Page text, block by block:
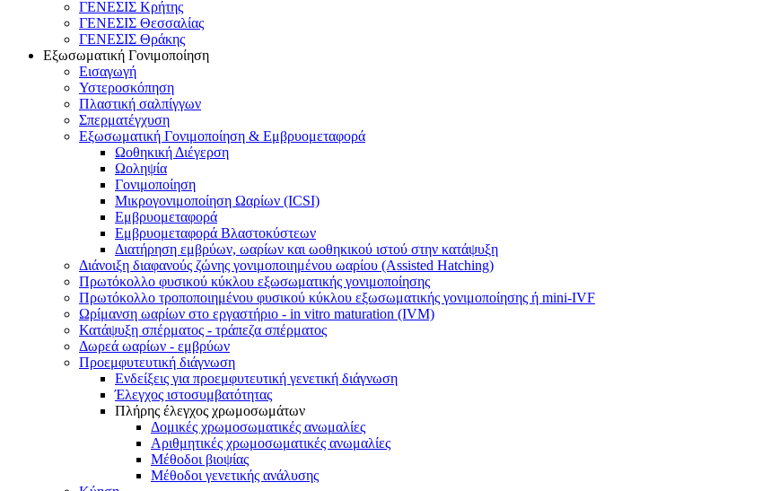
ΓΕΝΕΣΙΣ Κρήτης
ΓΕΝΕΣΙΣ Θεσσαλίας
ΓΕΝΕΣΙΣ Θράκης
Εξωσωματική Γονιμοποίηση
Εισαγωγή
Υστεροσκόπηση
Πλαστική σαλπίγγων
Σπερματέγχυση
Εξωσωματική Γονιμοποίηση & Εμβρυομεταφορά
Ωοθηκική Διέγερση
Ωοληψία
Γονιμοποίηση
Μικρογονιμοποίηση Ωαρίων (ICSI)
Εμβρυομεταφορά
Εμβρυομεταφορά Βλαστοκύστεων
Διατήρηση εμβρύων, ωαρίων και ωοθηκικού ιστού στην κατάψυξη
Διάνοιξη διαφανούς ζώνης γονιμοποιημένου ωαρίου (Assisted Hatching)
Πρωτόκολλο φυσικού κύκλου εξωσωματικής γονιμοποίησης
Πρωτόκολλο τροποποιημένου φυσικού κύκλου εξωσωματικής γονιμοποίησης ή mini-IVF
Ωρίμανση ωαρίων στο εργαστήριο - in vitro maturation (IVM)
Κατάψυξη σπέρματος - τράπεζα σπέρματος
Δωρεά ωαρίων - εμβρύων
Προεμφυτευτική διάγνωση
Ενδείξεις για προεμφυτευτική γενετική διάγνωση
Έλεγχος ιστοσυμβατότητας
Πλήρης έλεγχος χρωμοσωμάτων
Δομικές χρωμοσωματικές ανωμαλίες
Αριθμητικές χρωμοσωματικές ανωμαλίες
Μέθοδοι βιοψίας
Mέθοδοι γενετικής ανάλυσης